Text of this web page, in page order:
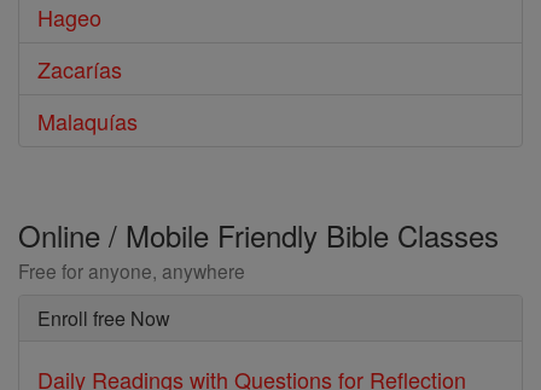
Hageo
Zacarías
Malaquías
Online / Mobile Friendly Bible Classes
Free for anyone, anywhere
Enroll free Now
Daily Readings with Questions for Reflection